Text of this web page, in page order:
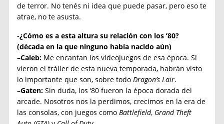
de terror. No tenés ni idea que puede pasar, pero eso te
atrae, no te asusta.
-¿Cómo es a esta altura su relación con los ’80?
(década en la que ninguno había nacido aún)
–Caleb: Me encantan los videojuegos de esa época. Si
vieron el tráiler de esta nueva temporada, habrán visto
lo importante que son, sobre todoDragon’s Lair.
–Gaten: Sin duda, los ‘80 fueron la época dorada del
arcade. Nosotros nos la perdimos, crecimos en la era de
las consolas, con juegos comoBattlefield, Grand Theft